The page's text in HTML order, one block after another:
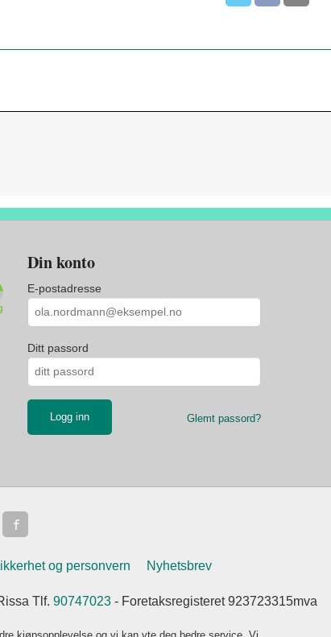
Din konto
E-postadresse
Ditt passord
Glemt passord?
og personvern Nyhetsbrev
Tlf. 90747023 - Foretaksregisteret 923723315mva